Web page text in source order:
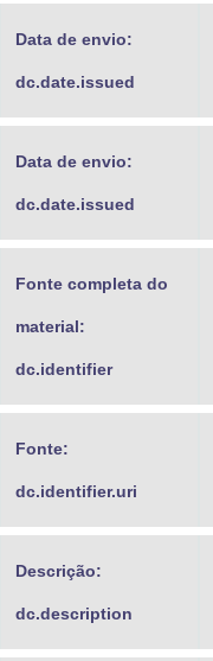
Data de envio:
dc.date.issued
Data de envio:
dc.date.issued
Fonte completa do
material:
dc.identifier
Fonte:
dc.identifier.uri
Descrição:
dc.description